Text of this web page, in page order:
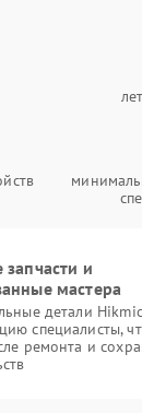
и
мастера
детали
специалисты,
ремонта и